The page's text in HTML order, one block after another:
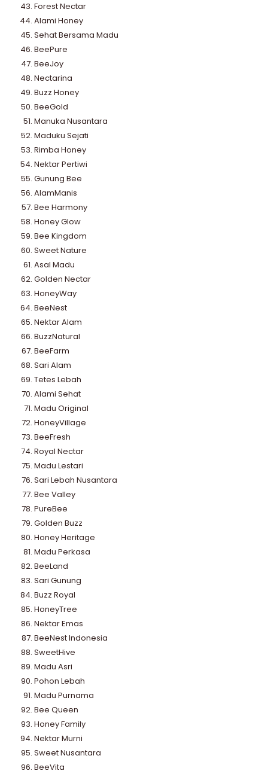
Forest Nectar
Alami Honey
Sehat Bersama Madu
BeePure
BeeJoy
Nectarina
Buzz Honey
BeeGold
Manuka Nusantara
Maduku Sejati
Rimba Honey
Nektar Pertiwi
Gunung Bee
AlamManis
Bee Harmony
Honey Glow
Bee Kingdom
Sweet Nature
Asal Madu
Golden Nectar
HoneyWay
BeeNest
Nektar Alam
BuzzNatural
BeeFarm
Sari Alam
Tetes Lebah
Alami Sehat
Madu Original
HoneyVillage
BeeFresh
Royal Nectar
Madu Lestari
Sari Lebah Nusantara
Bee Valley
PureBee
Golden Buzz
Honey Heritage
Madu Perkasa
BeeLand
Sari Gunung
Buzz Royal
HoneyTree
Nektar Emas
BeeNest Indonesia
SweetHive
Madu Asri
Pohon Lebah
Madu Purnama
Bee Queen
Honey Family
Nektar Murni
Sweet Nusantara
BeeVita